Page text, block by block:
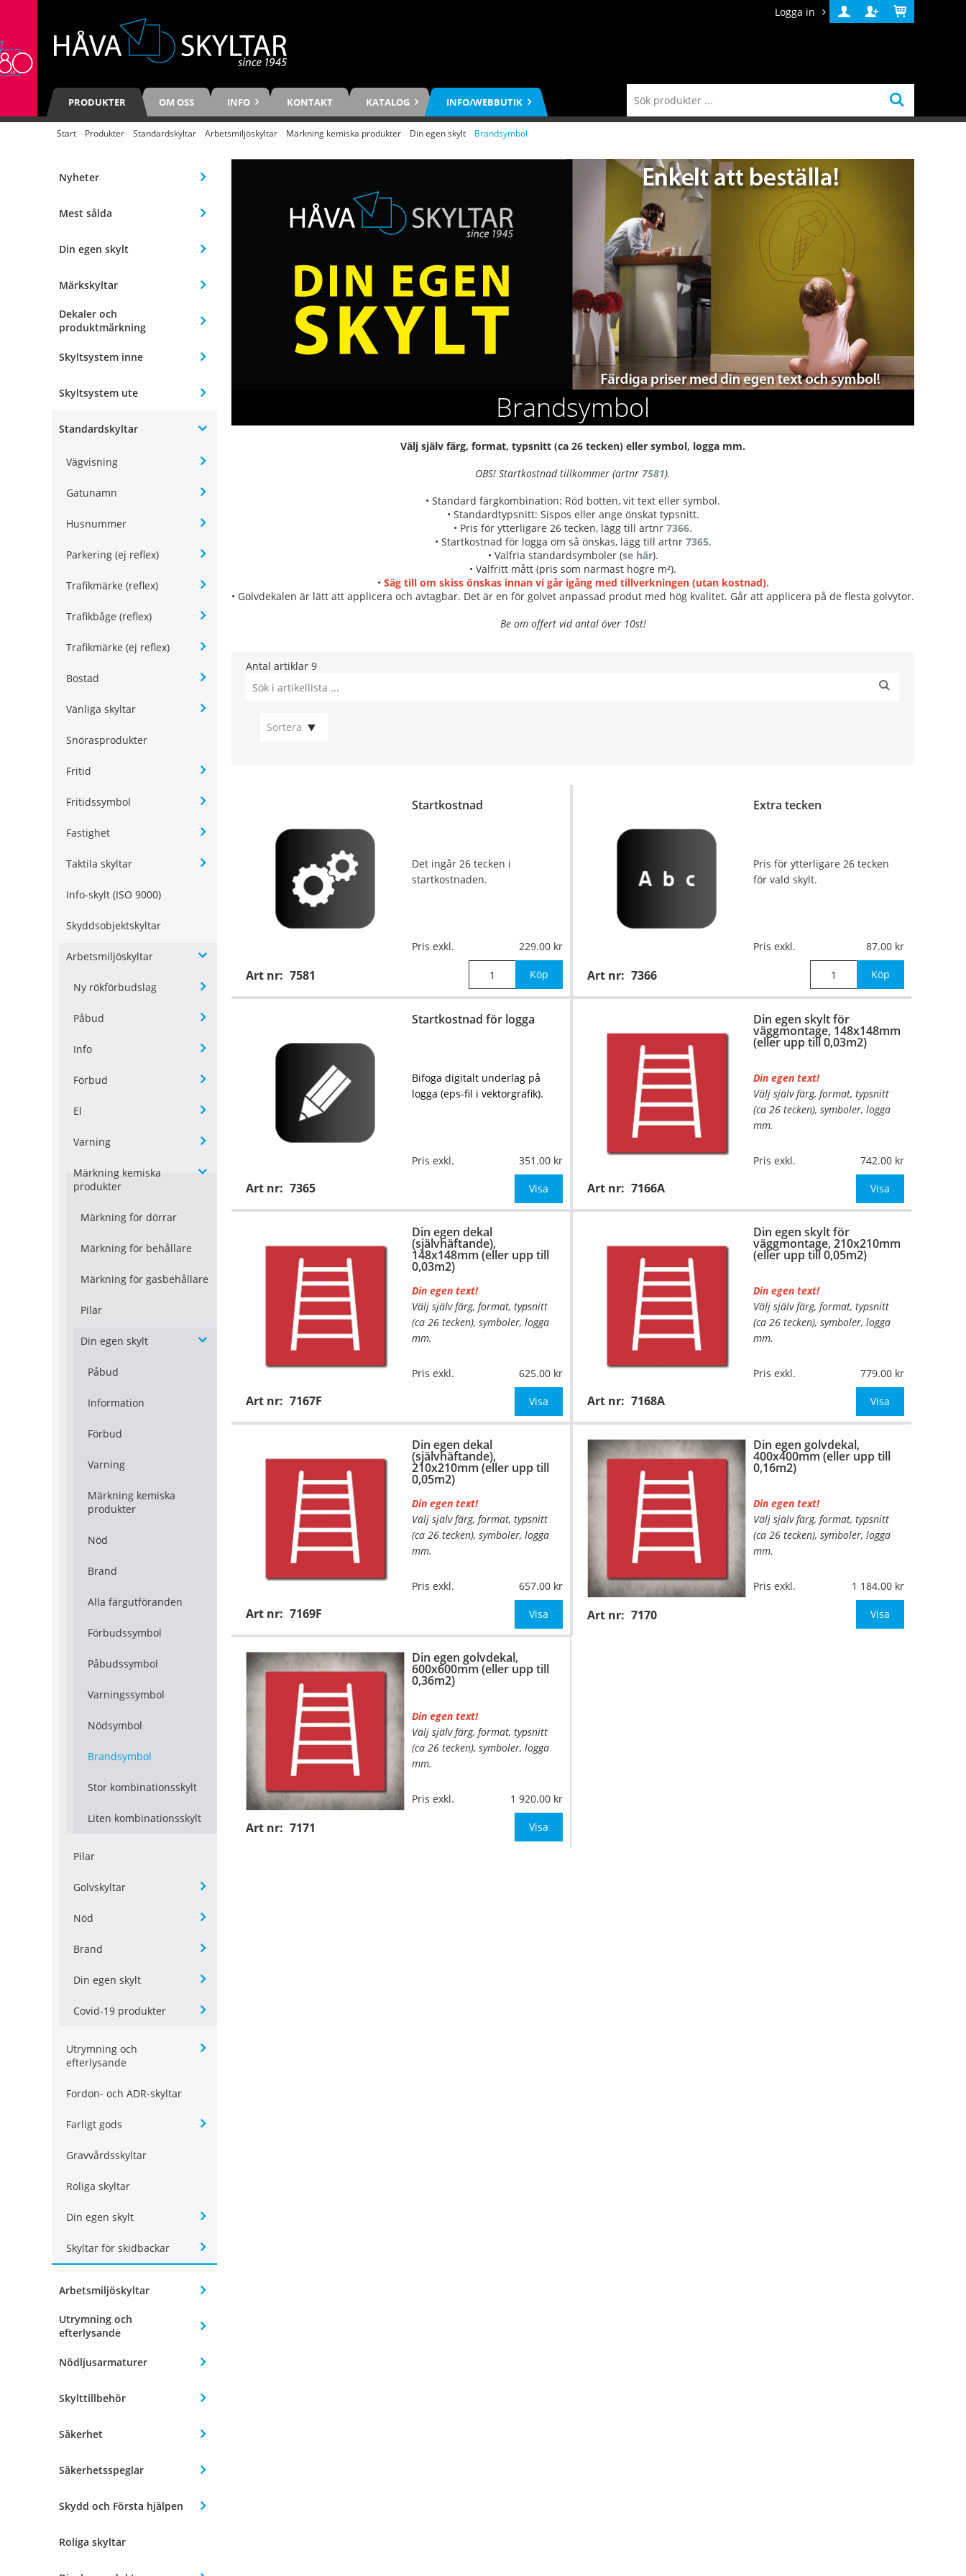
Logga in
Logga
in
Skapa
konto
Varukorg
PRODUKTER OM OSS INFO KONTAKT KATALOG INFO/WEBBUTIK
Start Produkter Standardskyltar Arbetsmiljöskyltar Märkning kemiska produkter Din egen skylt Brandsymbol
Nyheter
Mest sålda
Din egen skylt
Märkskyltar
Dekaler och
produktmärkning
Skyltsystem inne
Skyltsystem ute
Standardskyltar
Vägvisning
Gatunamn
Husnummer
Parkering (ej reflex)
Trafikmärke (reflex)
Trafikbåge (reflex)
Trafikmärke (ej reflex)
Bostad
Vänliga skyltar
Snörasprodukter
Fritid
Fritidssymbol
Fastighet
Taktila skyltar
Info-skylt (ISO 9000)
Skyddsobjektskyltar
Arbetsmiljöskyltar
Ny rökförbudslag
Påbud
Info
Förbud
El
Varning
Märkning kemiska
produkter
Märkning för dörrar
Märkning för behållare
Märkning för gasbehållare
Pilar
Din egen skylt
Påbud
Information
Förbud
Varning
Märkning kemiska
produkter
Nöd
Brand
Alla färgutföranden
Förbudssymbol
Påbudssymbol
Varningssymbol
Nödsymbol
Brandsymbol
Stor kombinationsskylt
Liten kombinationsskylt
Pilar
Golvskyltar
Nöd
Brand
Din egen skylt
Covid-19 produkter
Utrymning och
efterlysande
Fordon- och ADR-skyltar
Farligt gods
Gravvårdsskyltar
Roliga skyltar
Din egen skylt
Skyltar för skidbackar
Arbetsmiljöskyltar
Utrymning och
efterlysande
Nödljusarmaturer
Skylttillbehör
Säkerhet
Säkerhetsspeglar
Skydd och Första hjälpen
Roliga skyltar
Brandsymbol
Välj själv färg, format, typsnitt (ca 26 tecken) eller symbol, logga mm.
OBS! Startkostnad tillkommer (artnr 7581).
• Standard färgkombination: Röd botten, vit text eller symbol.
• Standardtypsnitt: Sispos eller ange önskat typsnitt.
• Pris för ytterligare 26 tecken, lägg till artnr 7366.
• Startkostnad för logga om så önskas, lägg till artnr 7365.
• Valfria standardsymboler (se här).
• Valfritt mått (pris som närmast högre m²).
• Säg till om skiss önskas innan vi går igång med tillverkningen (utan kostnad).
• Golvdekalen är lätt att applicera och avtagbar. Det är en för golvet anpassad produt med hög kvalitet. Går att applicera på de flesta golvytor.
Be om offert vid antal över 10st!
Antal artiklar 9
Sortera
Startkostnad
Art nr: 7581
Det ingår 26 tecken i
startkostnaden.
Pris exkl. 229.00
Köp
Extra tecken
Art nr: 7366
Pris för ytterligare 26 tecken
för vald skylt.
Pris exkl. 87.00
Köp
Startkostnad för logga
Art nr: 7365
Bifoga digitalt underlag på
logga (eps-fil i vektorgrafik).
Pris exkl. 351.00
Visa
Din egen skylt för
väggmontage, 148x148mm
(eller upp till 0,03m2)
Art nr: 7166A
Din egen text!
Välj själv färg, format, typsnitt
(ca 26 tecken), symboler, logga
mm.
Material:
Plan aluminium,
0,7mm (väggmontage)
148x148mm (eller annat
Be om offert vid antal
Pris exkl. 742.00
Visa
Din egen dekal
(självhäftande),
148x148mm (eller upp till
0,03m2)
Art nr: 7167F
Din egen text!
Välj själv färg, format, typsnitt
(ca 26 tecken), symboler, logga
mm.
Material:
Självhäftande folie
148x148mm (eller annat
OBS!
Pris exkl. 625.00
Visa
Din egen skylt för
väggmontage, 210x210mm
(eller upp till 0,05m2)
Art nr: 7168A
Din egen text!
Välj själv färg, format, typsnitt
(ca 26 tecken), symboler, logga
mm.
Material:
Plan aluminium,
0,7mm (väggmontage)
210x210mm (eller annat
Be om offert vid antal
Pris exkl. 779.00
Visa
Din egen dekal
(självhäftande),
210x210mm (eller upp till
0,05m2)
Art nr: 7169F
Din egen text!
Välj själv färg, format, typsnitt
(ca 26 tecken), symboler, logga
mm.
Material:
Självhäftande folie
210x210mm (eller annat
OBS!
Pris exkl. 657.00
Visa
Din egen golvdekal,
400x400mm (eller upp till
0,16m2)
Art nr: 7170
Din egen text!
Välj själv färg, format, typsnitt
(ca 26 tecken), symboler, logga
mm.
Material:
Självhäftande,
specialanpassat, halkfritt
400x400mm (eller annat
Pris exkl. 1 184.00
Visa
Din egen golvdekal,
600x600mm (eller upp till
0,36m2)
Art nr: 7171
Din egen text!
Välj själv färg, format, typsnitt
(ca 26 tecken), symboler, logga
mm.
Material:
Självhäftande,
specialanpassat, halkfritt
600x600mm (eller annat
Pris exkl. 1 920.00
Visa